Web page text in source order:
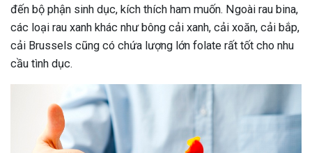
đến bộ phận sinh dục, kích thích ham muốn. Ngoài rau bina,
các loại rau xanh khác như bông cải xanh, cải xoăn, cải bắp,
cải Brussels cũng có chứa lượng lớn folate rất tốt cho nhu
cầu tình dục.